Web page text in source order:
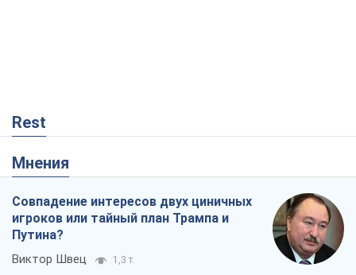
Rest
Мнения
Совпадение интересов двух циничных
игроков или тайный план Трампа и
Путина?
Виктор Швец 1,3 т.